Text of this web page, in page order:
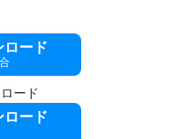
ロード
ード
ロード